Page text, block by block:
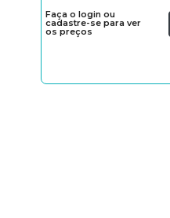
Faça o login ou
cadastre-se para ver
os preços